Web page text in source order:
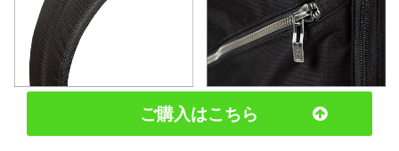
ご購入はこちら